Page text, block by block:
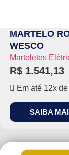
MARTELO
WESCO
Marteletes
R$ 1.541,13
Em até 12x de
SAIBA